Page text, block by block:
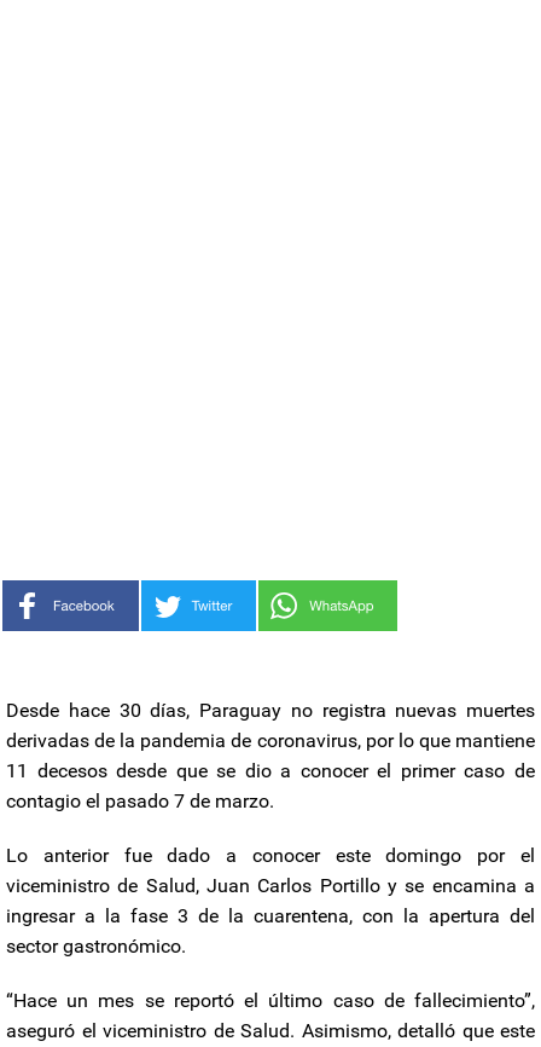
Desde hace 30 días, Paraguay no registra nuevas muertes
derivadas de la pandemia de coronavirus, por lo que mantiene
11 decesos desde que se dio a conocer el primer caso de
contagio el pasado 7 de marzo.
Lo anterior fue dado a conocer este domingo por el
viceministro de Salud, Juan Carlos Portillo y se encamina a
ingresar a la fase 3 de la cuarentena, con la apertura del
sector gastronómico.
“Hace un mes se reportó el último caso de fallecimiento”,
aseguró el viceministro de Salud. Asimismo, detalló que este